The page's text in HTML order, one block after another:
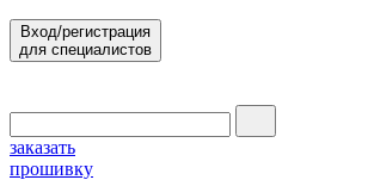
Вход/регистрация
для специалистов
заказать
прошивку